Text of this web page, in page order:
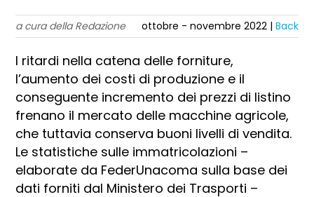
a cura della Redazione ottobre - novembre 2022 | Back
I ritardi nella catena delle forniture,
l’aumento dei costi di produzione e il
conseguente incremento dei prezzi di listino
frenano il mercato delle macchine agricole,
che tuttavia conserva buoni livelli di vendita.
Le statistiche sulle immatricolazioni –
elaborate da FederUnacoma sulla base dei
dati forniti dal Ministero dei Trasporti –